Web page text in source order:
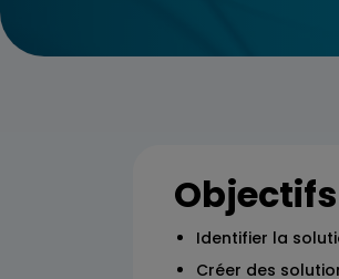
Identifier la
Créer des